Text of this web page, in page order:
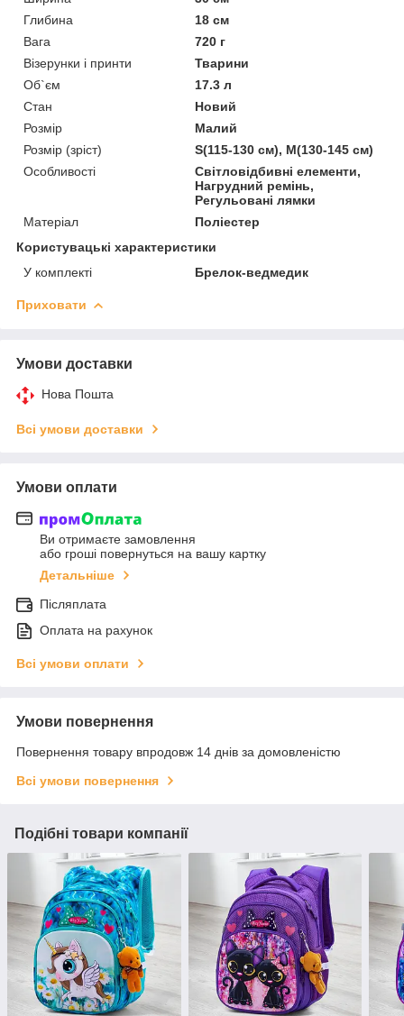
Глибина
18 см
Вага
720 г
Візерунки і принти
Тварини
Об`єм
17.3 л
Стан
Новий
Розмір
Малий
Розмір (зріст)
S(115-130 см), M(130-145 см)
Особливості
Світловідбивні елементи,
Нагрудний ремінь,
Регульовані лямки
Матеріал
Поліестер
Користувацькі характеристики
У комплекті
Брелок-ведмедик
Приховати
Умови доставки
Нова Пошта
Всі умови доставки
Умови оплати
Ви отримаєте замовлення
або гроші повернуться на вашу картку
Детальніше
Післяплата
Оплата на рахунок
Всі умови оплати
Умови повернення
Повернення товару впродовж 14 днів за домовленістю
Всі умови повернення
Подібні товари компанії